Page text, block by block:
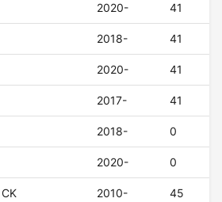
2020- 41
2018- 41
2020- 41
2017- 41
2018- 0
2020- 0
2010- 45